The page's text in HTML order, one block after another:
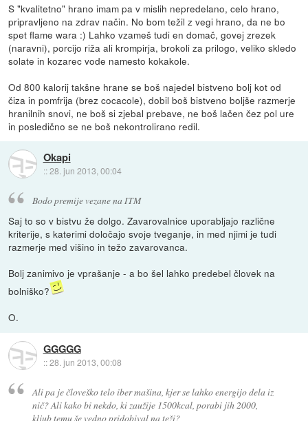
S "kvalitetno" hrano imam pa v mislih nepredelano, celo hrano,
pripravljeno na zdrav način. No bom težil z vegi hrano, da ne bo
spet flame wara :) Lahko vzameš tudi en domač, govej zrezek
(naravni), porcijo riža ali krompirja, brokoli za prilogo, veliko skledo
solate in kozarec vode namesto kokakole.
Od 800 kalorij takšne hrane se boš najedel bistveno bolj kot od
čiza in pomfrija (brez cocacole), dobil boš bistveno boljše razmerje
hranilnih snovi, ne boš si zjebal prebave, ne boš lačen čez pol ure
in posledično se ne boš nekontrolirano redil.
Okapi
::28. jun 2013, 00:04
Bodo premije vezane na ITM
Saj to so v bistvu že dolgo. Zavarovalnice uporabljajo različne
kriterije, s katerimi določajo svoje tveganje, in med njimi je tudi
razmerje med višino in težo zavarovanca.
Bolj zanimivo je vprašanje - a bo šel lahko predebel človek na
bolniško?
O.
GGGGG
::28. jun 2013, 00:08
Ali pa je človeško telo iber mašina, kjer se lahko energijo dela iz
nič? Ali kako bi nekdo, ki zaužije 1500kcal, porabi jih 2000,
kljub temu še vedno pridobival na teži?